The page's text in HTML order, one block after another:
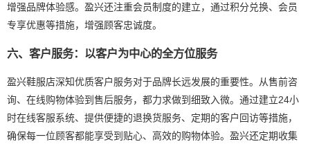
增强品牌体验感。盈兴还注重会员制度的建立，通过积分兑换、会员
专享优惠等措施，增强顾客忠诚度。
六、客户服务：以客户为中心的全方位服务
盈兴鞋服店深知优质客户服务对于品牌长远发展的重要性。从售前咨
询、在线购物体验到售后服务，都力求做到细致入微。通过建立24小
时在线客服系统、提供便捷的退换货服务、定期的客户回访等措施，
确保每一位顾客都能享受到贴心、高效的购物体验。盈兴还定期收集